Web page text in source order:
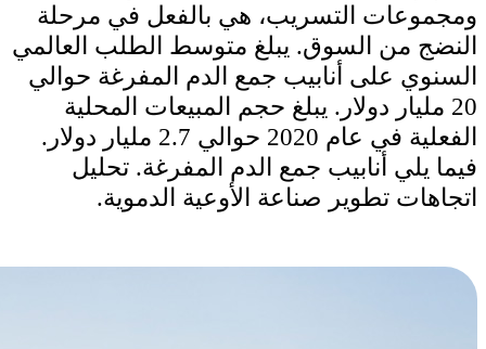
ومجموعات التسريب، هي بالفعل في مرحلة
النضج من السوق. يبلغ متوسط الطلب العالمي
السنوي على أنابيب جمع الدم المفرغة حوالي
20 مليار دولار. يبلغ حجم المبيعات المحلية
الفعلية في عام 2020 حوالي 2.7 مليار دولار.
فيما يلي أنابيب جمع الدم المفرغة. تحليل
اتجاهات تطوير صناعة الأوعية الدموية.